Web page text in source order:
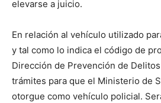
elevarse a juicio.
En relación al vehículo utilizado
y tal como lo indica el código de
Dirección de Prevención de
trámites para que el Ministerio de
otorgue como vehículo policial.